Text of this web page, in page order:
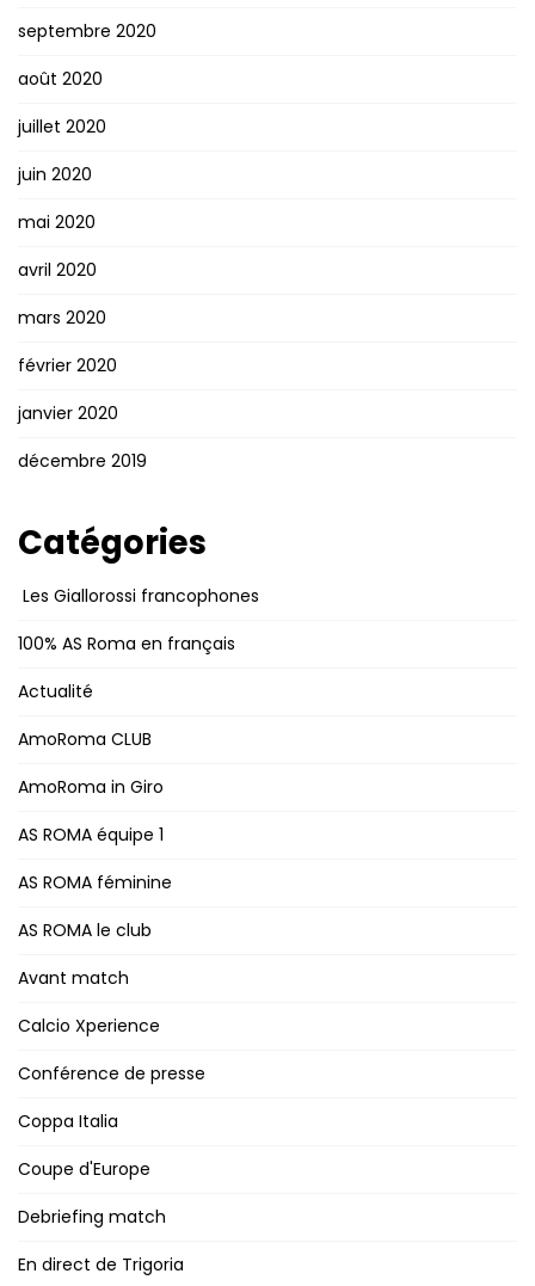
septembre 2020
août 2020
juillet 2020
juin 2020
mai 2020
avril 2020
mars 2020
février 2020
janvier 2020
décembre 2019
Catégories
Les Giallorossi francophones
100% AS Roma en français
Actualité
AmoRoma CLUB
AmoRoma in Giro
AS ROMA équipe 1
AS ROMA féminine
AS ROMA le club
Avant match
Calcio Xperience
Conférence de presse
Coppa Italia
Coupe d'Europe
Debriefing match
En direct de Trigoria